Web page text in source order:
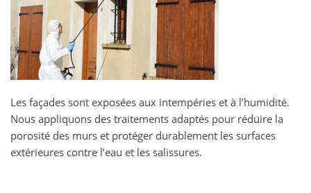
Les façades sont exposées aux intempéries et à l’humidité.
Nous appliquons des traitements adaptés pour réduire la
porosité des murs et protéger durablement les surfaces
extérieures contre l’eau et les salissures.